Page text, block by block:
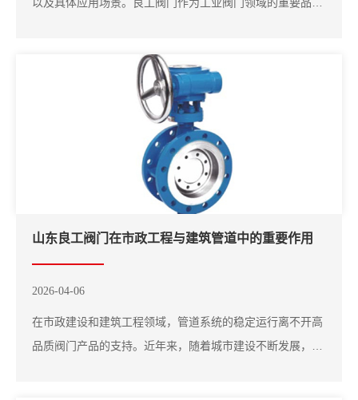
产品线，能够满足多行业使用需求。在实际应用中，不同类
型阀门适用于不同场景。例如闸阀适用于全开...
山东良工阀门在市政工程与建筑管道中的重要作用
2026-04-06
在市政建设和建筑工程领域，管道系统的稳定运行离不开高
品质阀门产品的支持。近年来，随着城市建设不断发展，许